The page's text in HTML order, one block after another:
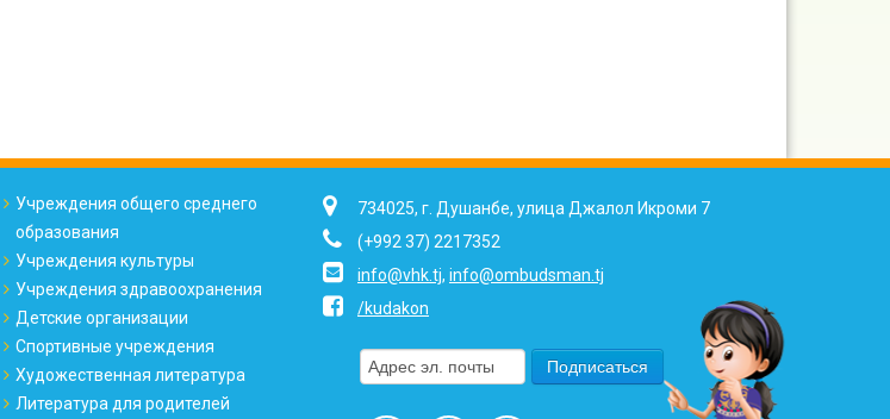
Учреждения общего среднего
образования
Учреждения культуры
Учреждения здравоохранения
Детские организации
Спортивные учреждения
Художественная литература
Литература для родителей
734025, г. Душанбе, улица Джалол Икроми 7
(+992 37) 2217352
info@vhk.tj, info@ombudsman.tj
/kudakon